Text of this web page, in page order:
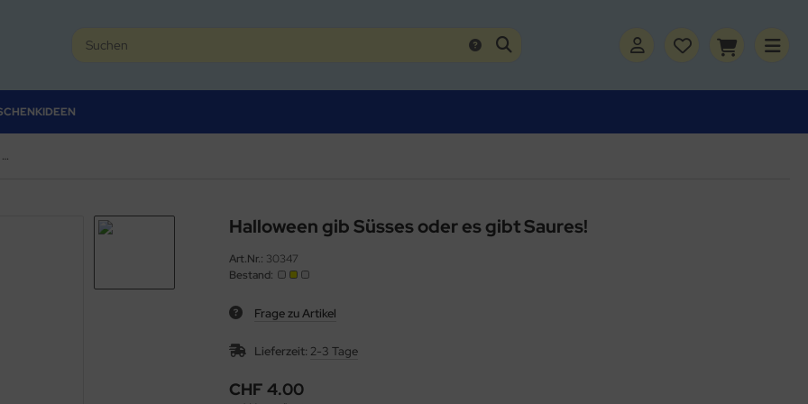
Halloween gib Süsses oder es gibt Saures!
Halloween gib Süsses oder es gibt Saures!
Art.Nr.: 30347
Bestand:
Frage zu Artikel
Lieferzeit: 2-3 Tage
CHF 4.00